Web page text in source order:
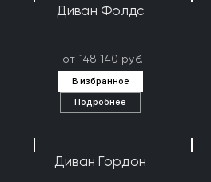
Диван Фолдс
от 148 140 руб.
В избранное
Подробнее
Диван Гордон